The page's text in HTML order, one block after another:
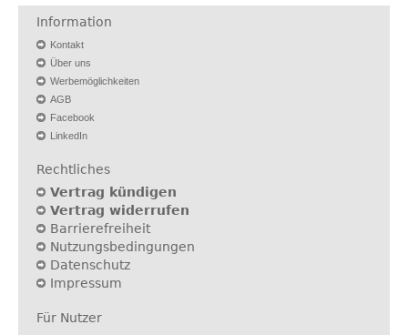
Information
Kontakt
Über uns
Werbemöglichkeiten
AGB
Facebook
LinkedIn
Rechtliches
Vertrag kündigen
Vertrag widerrufen
Barrierefreiheit
Nutzungsbedingungen
Datenschutz
Impressum
Für Nutzer